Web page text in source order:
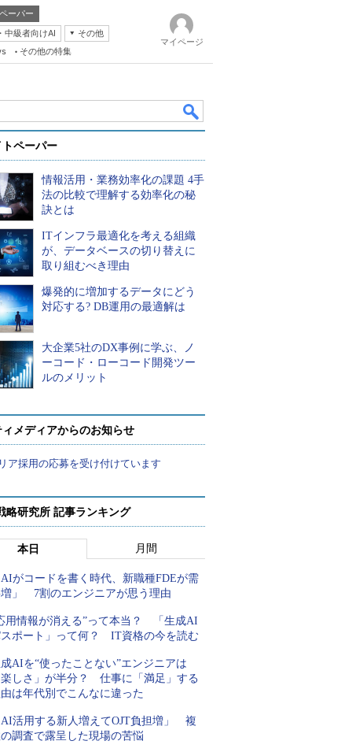
ーパー
中級者向けAI
その他
その他の特集
マイページ
ペーパー
情報活用・業務効率化の課題 4手
法の比較で理解する効率化の秘
訣とは
ITインフラ最適化を考える組織
が、データベースの切り替えに
取り組むべき理由
爆発的に増加するデータにどう
対応する? DB運用の最適解は
大企業5社のDX事例に学ぶ、ノ
ーコード・ローコード開発ツー
ルのメリット
メディアからのお知らせ
ア採用の応募を受け付けています
略研究所 記事ランキング
本日 月間
がコードを書く時代、新職種FDEが需
」 7割のエンジニアが思う理由
用情報が消える”って本当？ 「生成AI
ポート」って何？ IT資格の今を読む
AIを“使ったことない”エンジニアは
しさ」が半分？ 仕事に「満足」する
は年代別でこんなに違った
活用する新人増えてOJT負担増」 複
調査で露呈した現場の苦悩